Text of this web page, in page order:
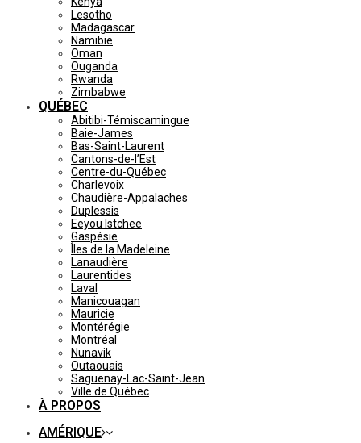
Lesotho
Madagascar
Namibie
Oman
Ouganda
Rwanda
Zimbabwe
QUÉBEC
Abitibi-Témiscamingue
Baie-James
Bas-Saint-Laurent
Cantons-de-l’Est
Centre-du-Québec
Charlevoix
Chaudière-Appalaches
Duplessis
Eeyou Istchee
Gaspésie
Îles de la Madeleine
Lanaudière
Laurentides
Laval
Manicouagan
Mauricie
Montérégie
Montréal
Nunavik
Outaouais
Saguenay-Lac-Saint-Jean
Ville de Québec
À PROPOS
AMÉRIQUE